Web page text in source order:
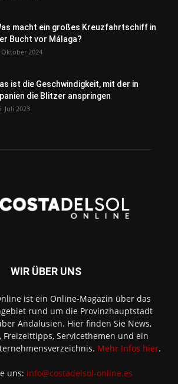
macht ein großes Kreuzfahrtschiff in
Bucht vor Málaga?
Oktober 2024
ist die Geschwindigkeit, mit der in
die Blitzer anspringen
Juli 2023
WIR ÜBER UNS
ist ein Online-Magazin über das
rund um die Provinzhauptstadt
Andalusien. Hier finden Sie News,
Freizeittipps, Servicethemen und ein
Mehr Infos hier.
uns: info@costadelsol-online.es